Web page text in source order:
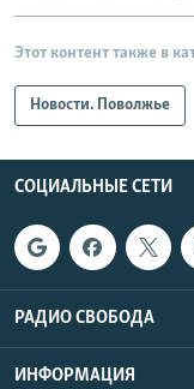
Этот контент также в
Новости. Поволжье
СОЦИАЛЬНЫЕ СЕТИ
РАДИО СВОБОДА
ИНФОРМАЦИЯ